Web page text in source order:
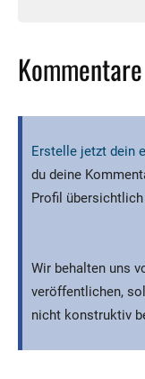
Kommentare
Erstelle jetzt dein
du deine
Profil
Wir behalten uns
veröffentlichen,
nicht konstruktiv